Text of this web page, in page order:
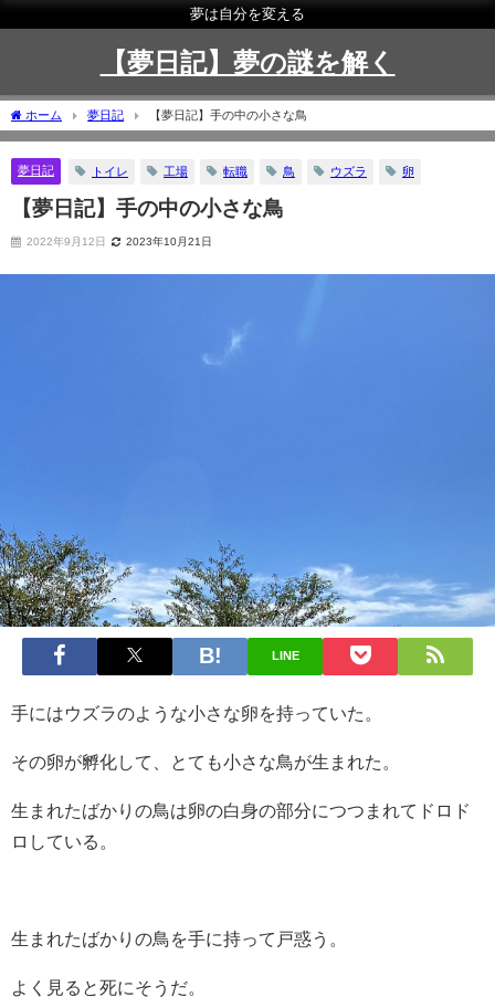
夢は自分を変える
【夢日記】夢の謎を解く
ホーム 夢日記 【夢日記】手の中の小さな鳥
夢日記 トイレ 工場 転職 鳥 ウズラ 卵
【夢日記】手の中の小さな鳥
2022年9月12日 2023年10月21日
LINE
手にはウズラのような小さな卵を持っていた。
その卵が孵化して、とても小さな鳥が生まれた。
生まれたばかりの鳥は卵の白身の部分につつまれてドロド
ロしている。
生まれたばかりの鳥を手に持って戸惑う。
よく見ると死にそうだ。